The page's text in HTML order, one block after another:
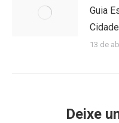
Guia
Cidade
13 de
Deixe